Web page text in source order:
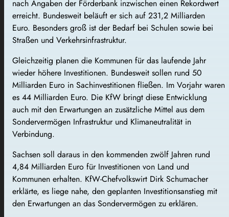
nach Angaben der Förderbank inzwischen einen Rekordwert
erreicht. Bundesweit beläuft er sich auf 231,2 Milliarden
Euro. Besonders groß ist der Bedarf bei Schulen sowie bei
Straßen und Verkehrsinfrastruktur.
Gleichzeitig planen die Kommunen für das laufende Jahr
wieder höhere Investitionen. Bundesweit sollen rund 50
Milliarden Euro in Sachinvestitionen fließen. Im Vorjahr waren
es 44 Milliarden Euro. Die KfW bringt diese Entwicklung
auch mit den Erwartungen an zusätzliche Mittel aus dem
Sondervermögen Infrastruktur und Klimaneutralität in
Verbindung.
Sachsen soll daraus in den kommenden zwölf Jahren rund
4,84 Milliarden Euro für Investitionen von Land und
Kommunen erhalten. KfW-Chefvolkswirt Dirk Schumacher
erklärte, es liege nahe, den geplanten Investitionsanstieg mit
den Erwartungen an das Sondervermögen zu erklären.